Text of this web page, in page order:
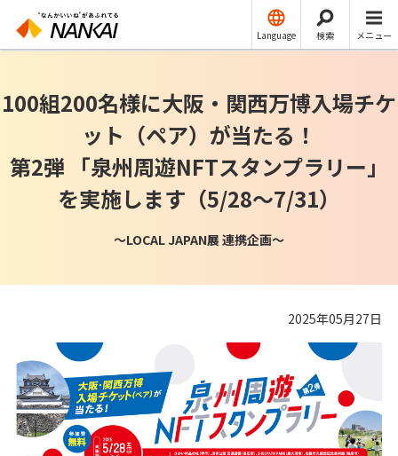
Language 検索 メニュー
ニュースリリース
100組200名様に大阪・関西万博入場チケ
ット（ペア）が当たる！
第2弾 「泉州周遊NFTスタンプラリー」
を実施します（5/28～7/31）
～LOCAL JAPAN展 連携企画～
2025年05月27日